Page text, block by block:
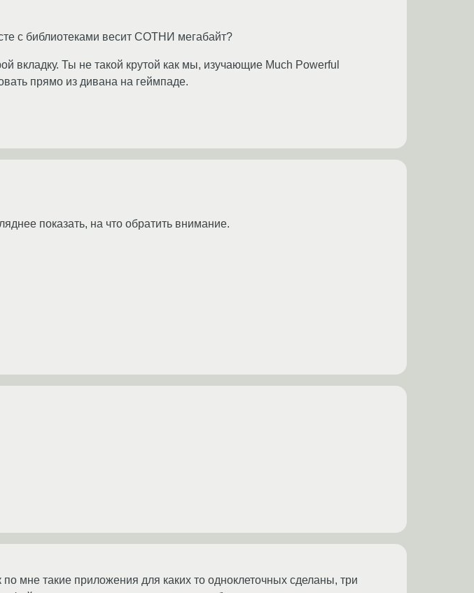
с библиотеками весит СОТНИ мегабайт?
вкладку. Ты не такой крутой как мы, изучающие Much Powerful
прямо из дивана на геймпаде.
показать, на что обратить внимание.
мне такие приложения для каких то одноклеточных сделаны, три